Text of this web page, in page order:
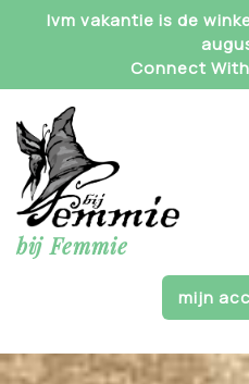
Ivm vakantie is de
Connect
bij Femmie
mijn